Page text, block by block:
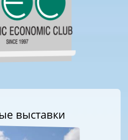
выставки